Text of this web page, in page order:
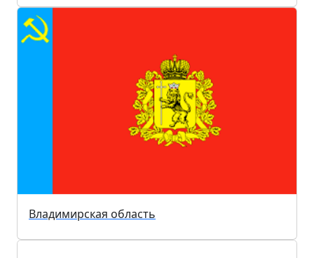
Владимирская область